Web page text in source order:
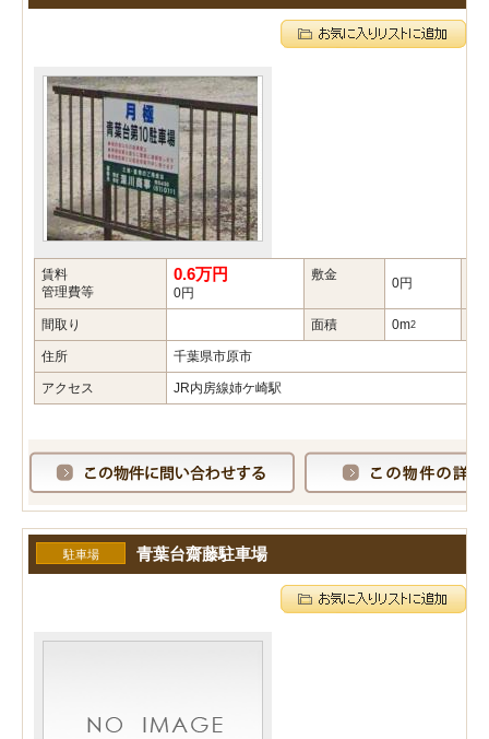
賃料
管理費等
0.6万円
0円
敷金
0円
間取り 面積 0m2
住所 千葉県市原市
アクセス JR内房線姉ケ崎駅
駐車場 青葉台齋藤駐車場